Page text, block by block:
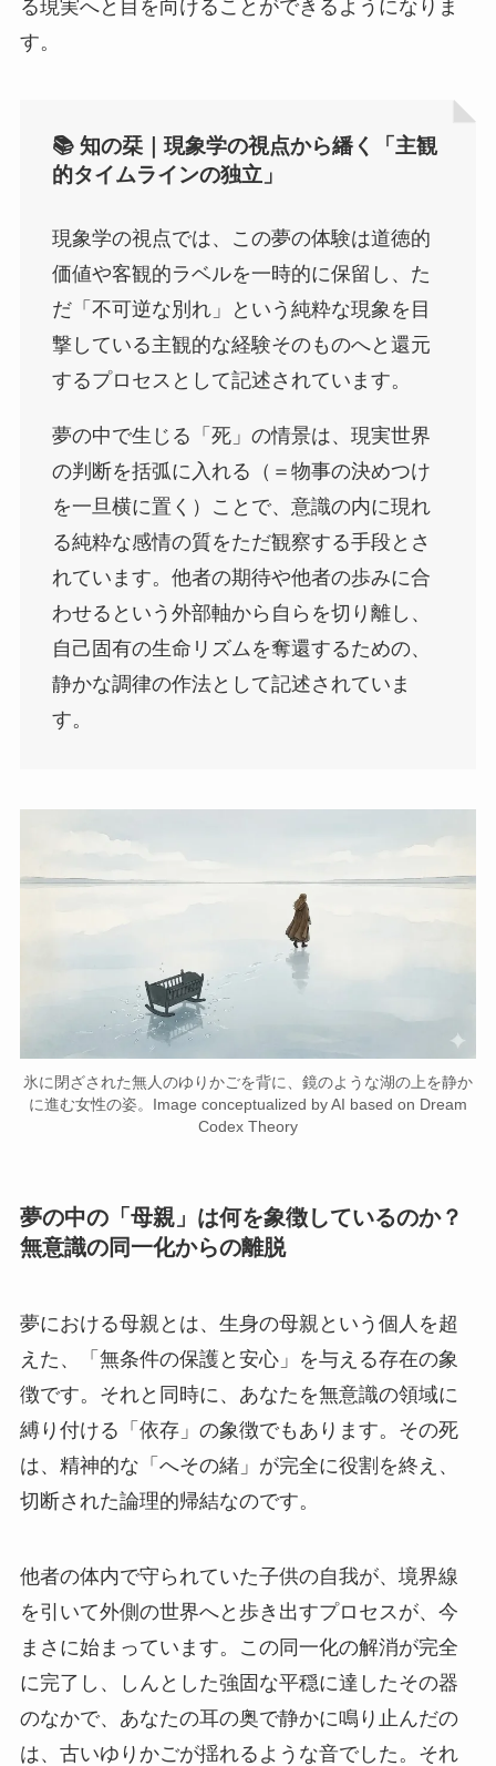
る現実へと目を向けることができるようになりま
す。
📚 知の栞｜現象学の視点から繙く「主観
的タイムラインの独立」
現象学の視点では、この夢の体験は道徳的
価値や客観的ラベルを一時的に保留し、た
だ「不可逆な別れ」という純粋な現象を目
撃している主観的な経験そのものへと還元
するプロセスとして記述されています。
夢の中で生じる「死」の情景は、現実世界
の判断を括弧に入れる（＝物事の決めつけ
を一旦横に置く）ことで、意識の内に現れ
る純粋な感情の質をただ観察する手段とさ
れています。他者の期待や他者の歩みに合
わせるという外部軸から自らを切り離し、
自己固有の生命リズムを奪還するための、
静かな調律の作法として記述されていま
す。
氷に閉ざされた無人のゆりかごを背に、鏡のような湖の上を静か
に進む女性の姿。Image conceptualized by AI based on Dream
Codex Theory
夢の中の「母親」は何を象徴しているのか？
無意識の同一化からの離脱
夢における母親とは、生身の母親という個人を超
えた、「無条件の保護と安心」を与える存在の象
徴です。それと同時に、あなたを無意識の領域に
縛り付ける「依存」の象徴でもあります。その死
は、精神的な「へその緒」が完全に役割を終え、
切断された論理的帰結なのです。
他者の体内で守られていた子供の自我が、境界線
を引いて外側の世界へと歩き出すプロセスが、今
まさに始まっています。この同一化の解消が完全
に完了し、しんとした強固な平穏に達したその器
のなかで、あなたの耳の奥で静かに鳴り止んだの
は、古いゆりかごが揺れるような音でした。それ